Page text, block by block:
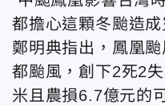
都擔心這顆冬颱造
鄭明典指出，鳳凰
都颱風，創下2死2
米且農損6.7億元的